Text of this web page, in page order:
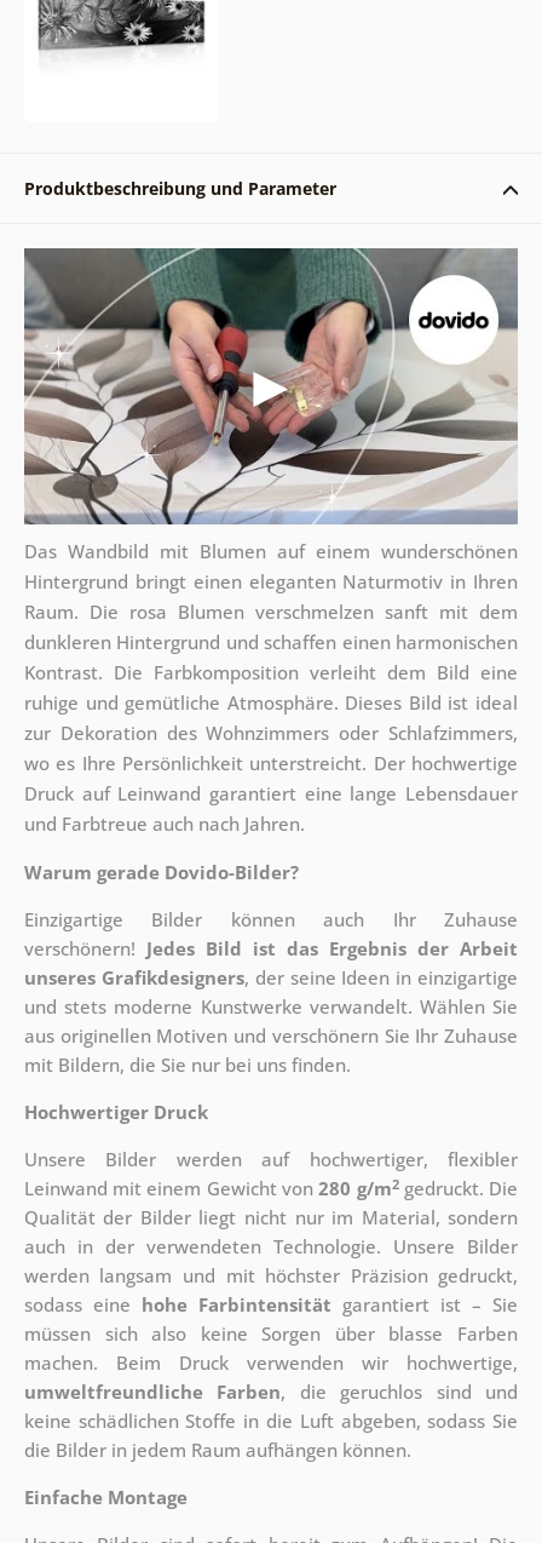
Produktbeschreibung und Parameter
Das Wandbild mit Blumen auf einem wunderschönen
Hintergrund bringt einen eleganten Naturmotiv in Ihren
Raum. Die rosa Blumen verschmelzen sanft mit dem
dunkleren Hintergrund und schaffen einen harmonischen
Kontrast. Die Farbkomposition verleiht dem Bild eine
ruhige und gemütliche Atmosphäre. Dieses Bild ist ideal
zur Dekoration des Wohnzimmers oder Schlafzimmers,
wo es Ihre Persönlichkeit unterstreicht. Der hochwertige
Druck auf Leinwand garantiert eine lange Lebensdauer
und Farbtreue auch nach Jahren.
Warum gerade Dovido-Bilder?
Einzigartige Bilder können auch Ihr Zuhause
verschönern! Jedes Bild ist das Ergebnis der Arbeit
unseres Grafikdesigners, der seine Ideen in einzigartige
und stets moderne Kunstwerke verwandelt. Wählen Sie
aus originellen Motiven und verschönern Sie Ihr Zuhause
mit Bildern, die Sie nur bei uns finden.
Hochwertiger Druck
Unsere Bilder werden auf hochwertiger, flexibler
Leinwand mit einem Gewicht von280 g/m2gedruckt. Die
Qualität der Bilder liegt nicht nur im Material, sondern
auch in der verwendeten Technologie. Unsere Bilder
werden langsam und mit höchster Präzision gedruckt,
sodass eine hohe Farbintensität garantiert ist – Sie
müssen sich also keine Sorgen über blasse Farben
machen. Beim Druck verwenden wir hochwertige,
umweltfreundliche Farben, die geruchlos sind und
keine schädlichen Stoffe in die Luft abgeben, sodass Sie
die Bilder in jedem Raum aufhängen können.
Einfache Montage